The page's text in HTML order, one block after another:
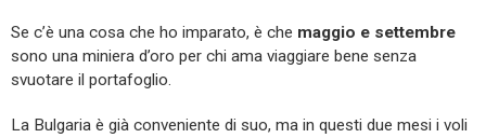
Se c’è una cosa che ho imparato, è che maggio e settembre
sono una miniera d’oro per chi ama viaggiare bene senza
svuotare il portafoglio.
La Bulgaria è già conveniente di suo, ma in questi due mesi i voli